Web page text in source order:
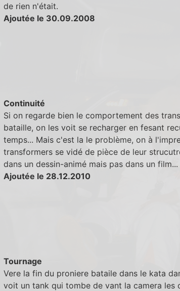
de rien n'était.
Ajoutée le 30.09.2008
Continuité
Si on regarde bien le comportement des
bataille, on les voit se recharger en fesant
temps... Mais c'est la le problème, on à
transformers se vidé de pièce de leur
dans un dessin-animé mais pas dans un film...
Ajoutée le 28.12.2010
Tournage
Vere la fin du proniere bataile dans le kata
voit un tank qui tombe de vant la camera les